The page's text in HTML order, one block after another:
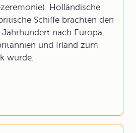
Holländische
Schiffe brachten den
Jahrhundert nach Europa,
und Irland zum
wurde.